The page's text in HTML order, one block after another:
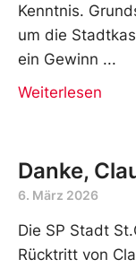
Kenntnis.
um die
ein Gewinn
Weiterlesen
Danke,
6. März 2026
Die SP Stadt
Rücktritt von